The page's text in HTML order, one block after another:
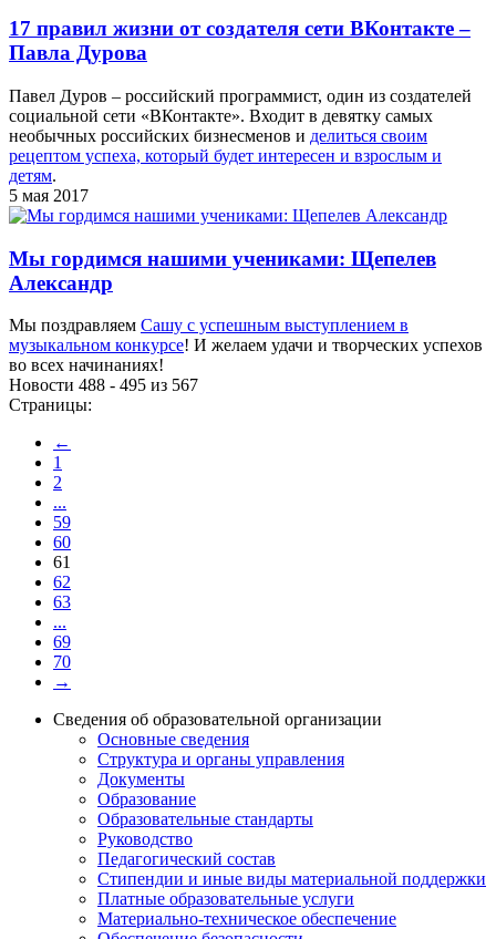
17 правил жизни от создателя сети ВКонтакте –
Павла Дурова
Павел Дуров – российский программист, один из создателей
социальной сети «ВКонтакте». Входит в девятку самых
необычных российских бизнесменов и делиться своим
рецептом успеха, который будет интересен и взрослым и
детям.
5 мая 2017
Мы гордимся нашими учениками: Щепелев
Александр
Мы поздравляем Сашу с успешным выступлением в
музыкальном конкурсе! И желаем удачи и творческих успехов
во всех начинаниях!
Новости 488 - 495 из 567
Страницы:
←
1
2
...
59
60
61
62
63
...
69
70
→
Сведения об образовательной организации
Основные сведения
Структура и органы управления
Документы
Образование
Образовательные стандарты
Руководство
Педагогический состав
Стипендии и иные виды материальной поддержки
Платные образовательные услуги
Материально-техническое обеспечение